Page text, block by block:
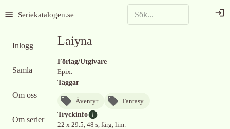
Seriekatalogen.se
Inlogg
Samla
Om oss
Om serier
Laiyna
Förlag/Utgivare
Epix.
Taggar
Äventyr
Fantasy
Tryckinfo
22 x 29.5, 48 s, färg, lim.